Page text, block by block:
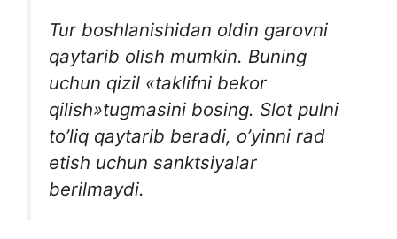
Tur boshlanishidan oldin garovni
qaytarib olish mumkin. Buning
uchun qizil «taklifni bekor
qilish»tugmasini bosing. Slot pulni
to’liq qaytarib beradi, o’yinni rad
etish uchun sanktsiyalar
berilmaydi.